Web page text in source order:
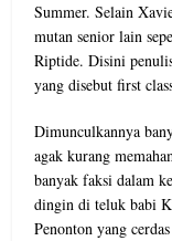
Summer. Selain
mutan senior lain
Riptide. Disini
yang disebut first
Dimunculkannya
agak kurang
banyak faksi dalam
dingin di teluk babi
Penonton yang